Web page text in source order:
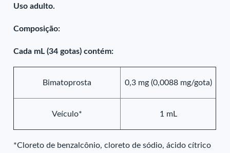
Uso adulto.
Composição:
Cada mL (34 gotas) contém:
Bimatoprosta 0,3 mg (0,0088 mg/gota)
Veículo* 1 mL
*Cloreto de benzalcônio, cloreto de sódio, ácido cítrico